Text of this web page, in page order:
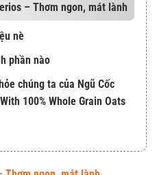
– Thơm ngon, mát lành
nè
phần nào
chúng ta của Ngũ Cốc
100% Whole Grain Oats